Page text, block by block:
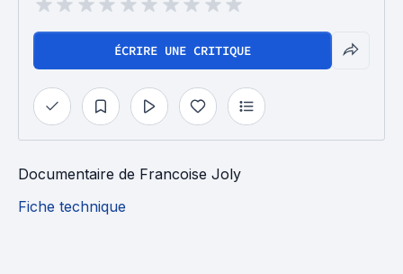
ÉCRIRE UNE CRITIQUE
Documentaire de Francoise Joly
Fiche technique